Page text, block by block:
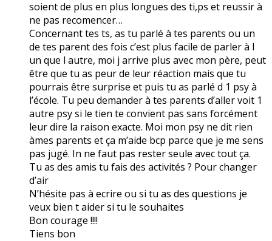
soient de plus en plus longues des ti,ps et reussir à
ne pas recomencer…
Concernant tes ts, as tu parlé à tes parents ou un
de tes parent des fois c’est plus facile de parler à l
un que l autre, moi j arrive plus avec mon père, peut
être que tu as peur de leur réaction mais que tu
pourrais être surprise et puis tu as parlé d 1 psy à
l’école. Tu peu demander à tes parents d’aller voit 1
autre psy si le tien te convient pas sans forcément
leur dire la raison exacte. Moi mon psy ne dit rien
àmes parents et ça m’aide bcp parce que je me sens
pas jugé. In ne faut pas rester seule avec tout ça.
Tu as des amis tu fais des activités ? Pour changer
d’air
N’hésite pas à ecrire ou si tu as des questions je
veux bien t aider si tu le souhaites
Bon courage !!!!
Tiens bon